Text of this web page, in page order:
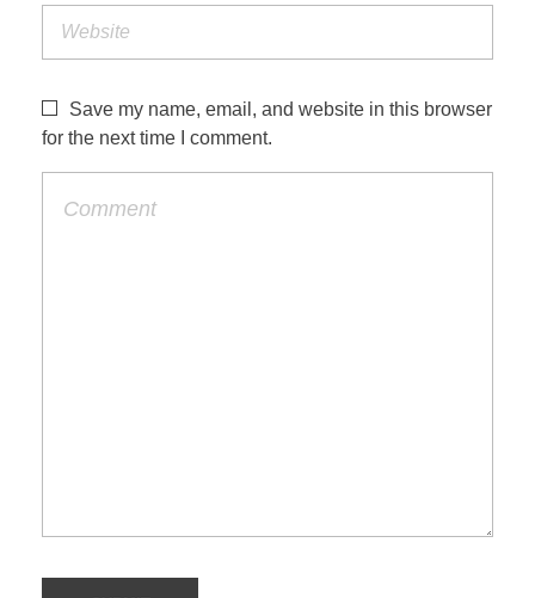
Save my name, email, and website in this browser
for the next time I comment.